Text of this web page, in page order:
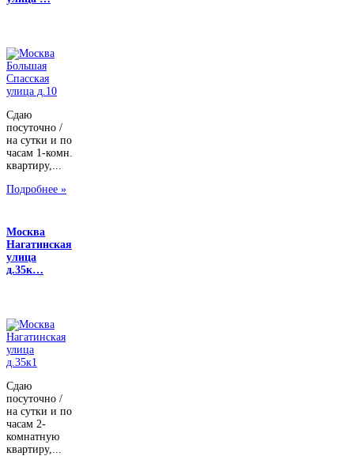
Сдаю
посуточно /
на сутки и по
часам 1-комн.
квартиру,...
Подробнее »
Москва
Нагатинская
улица
д.35к…
Сдаю
посуточно /
на сутки и по
часам 2-
комнатную
квартиру,...